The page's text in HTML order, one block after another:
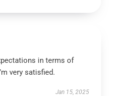
in terms of
very satisfied.
Jan 15, 2025